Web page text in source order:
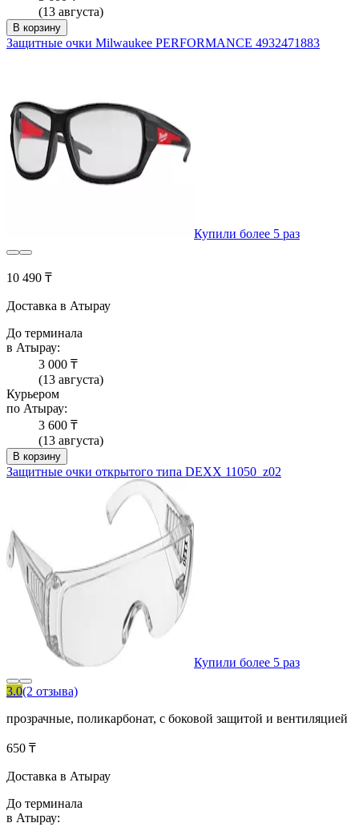
(13 августа)
В корзину
Защитные очки Milwaukee PERFORMANCE 4932471883
Купили более 5 раз
10 490 ₸
Доставка в Атырау
До терминала
в Атырау:
3 000 ₸
(13 августа)
Курьером
по Атырау:
3 600 ₸
(13 августа)
В корзину
Защитные очки открытого типа DEXX 11050_z02
Купили более 5 раз
3.0(2 отзыва)
прозрачные, поликарбонат, с боковой защитой и вентиляцией
650 ₸
Доставка в Атырау
До терминала
в Атырау: